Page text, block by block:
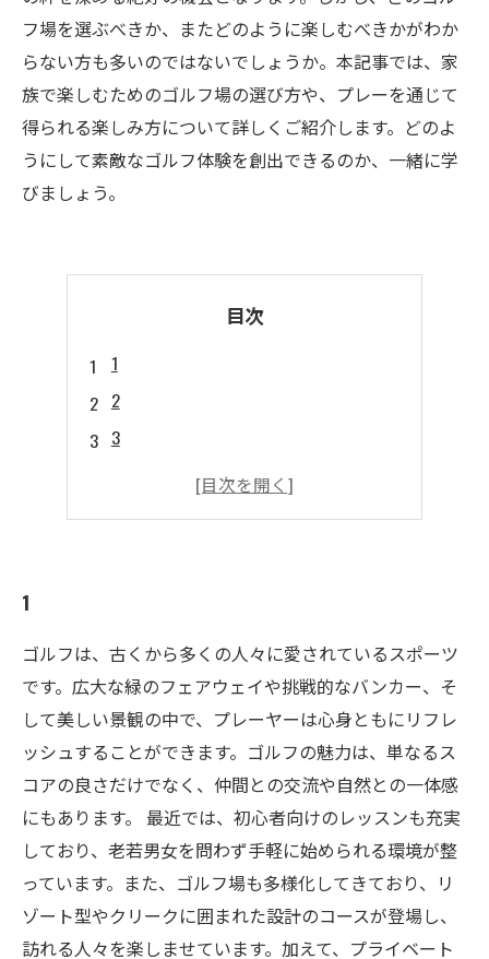
フ場を選ぶべきか、またどのように楽しむべきかがわか
らない方も多いのではないでしょうか。本記事では、家
族で楽しむためのゴルフ場の選び方や、プレーを通じて
得られる楽しみ方について詳しくご紹介します。どのよ
うにして素敵なゴルフ体験を創出できるのか、一緒に学
びましょう。
目次
1
2
3
1
ゴルフは、古くから多くの人々に愛されているスポーツ
です。広大な緑のフェアウェイや挑戦的なバンカー、そ
して美しい景観の中で、プレーヤーは心身ともにリフレ
ッシュすることができます。ゴルフの魅力は、単なるス
コアの良さだけでなく、仲間との交流や自然との一体感
にもあります。 最近では、初心者向けのレッスンも充実
しており、老若男女を問わず手軽に始められる環境が整
っています。また、ゴルフ場も多様化してきており、リ
ゾート型やクリークに囲まれた設計のコースが登場し、
訪れる人々を楽しませています。加えて、プライベート